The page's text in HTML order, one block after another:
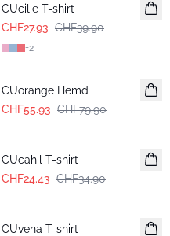
CUcilie T-shirt
CHF27.93 CHF39.90
+2
CUorange Hemd
CHF55.93 CHF79.90
CUcahil T-shirt
CHF24.43 CHF34.90
CUvena T-shirt